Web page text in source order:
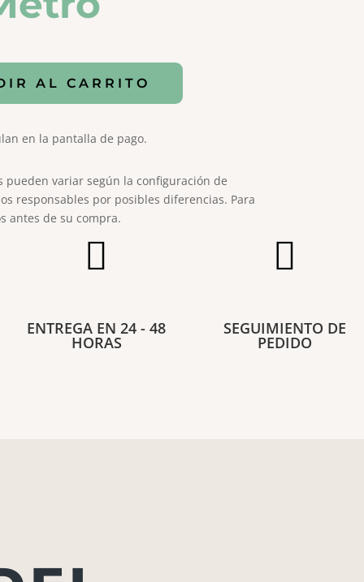
AL CARRITO
en la pantalla de pago.
pueden variar según la configuración de
responsables por posibles diferencias. Para
antes de su compra.

ENTREGA EN 24 - 48
HORAS

SEGUIMIENTO DE
PEDIDO